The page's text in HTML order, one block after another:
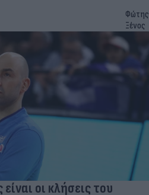
Φώτης
Ξένος
οι κλήσεις του